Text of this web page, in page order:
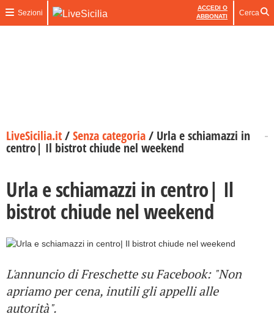
Sezioni
ACCEDI O
ABBONATI
Cerca
LiveSicilia.it/Senza categoria/ Urla e schiamazzi in
centro| Il bistrot chiude nel weekend
Urla e schiamazzi in centro| Il
bistrot chiude nel weekend
L'annuncio di Freschette su Facebook: "Non
apriamo per cena, inutili gli appelli alle
autorità".